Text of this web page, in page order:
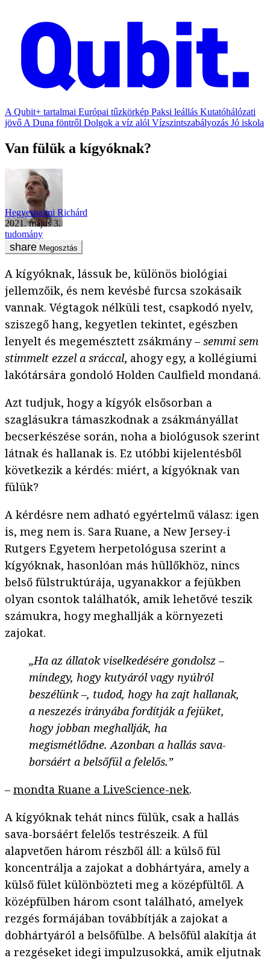
A Qubit+ tartalmai Európai tűzkörkép Paksi leállás Kutatóhálózati
jövő A Duna föntről Dolgok a víz alól Vízszintszabályozás Jó iskola
Van fülük a kígyóknak?
Hegyeshalmi Richárd
2021. május 3.
tudomány
Megosztás
A kígyóknak, lássuk be, különös biológiai
jellemzőik, és nem kevésbé furcsa szokásaik
vannak. Végtagok nélküli test, csapkodó nyelv,
sziszegő hang, kegyetlen tekintet, egészben
lenyelt és megemésztett zsákmány – semmi sem
stimmelt ezzel a sráccal, ahogy egy, a kollégiumi
lakótársára gondoló Holden Caulfield mondaná.
Azt tudjuk, hogy a kígyók elsősorban a
szaglásukra támaszkodnak a zsákmányállat
becserkészése során, noha a biológusok szerint
látnak és hallanak is. Ez utóbbi kijelentésből
következik a kérdés: miért, a kígyóknak van
fülük?
A kérdésre nem adható egyértelmű válasz: igen
is, meg nem is. Sara Ruane, a New Jersey-i
Rutgers Egyetem herpetológusa szerint a
kígyóknak, hasonlóan más hüllőkhöz, nincs
belső fülstruktúrája, ugyanakkor a fejükben
olyan csontok találhatók, amik lehetővé teszik
számukra, hogy meghallják a környezeti
zajokat.
„Ha az állatok viselkedésére gondolsz –
mindegy, hogy kutyáról vagy nyúlról
beszélünk –, tudod, hogy ha zajt hallanak,
a neszezés irányába fordítják a fejüket,
hogy jobban meghallják, ha
megismétlődne. Azonban a hallás sava-
borsáért a belsőfül a felelős.”
– mondta Ruane a LiveScience-nek.
A kígyóknak tehát nincs fülük, csak a hallás
sava-borsáért felelős testrészeik. A fül
alapvetően három részből áll: a külső fül
koncentrálja a zajokat a dobhártyára, amely a
külső fület különbözteti meg a középfültől. A
középfülben három csont található, amelyek
rezgés formájában továbbítják a zajokat a
dobhártyáról a belsőfülbe. A belsőfül alakítja át
a rezgéseket idegi impulzusokká, amik eljutnak